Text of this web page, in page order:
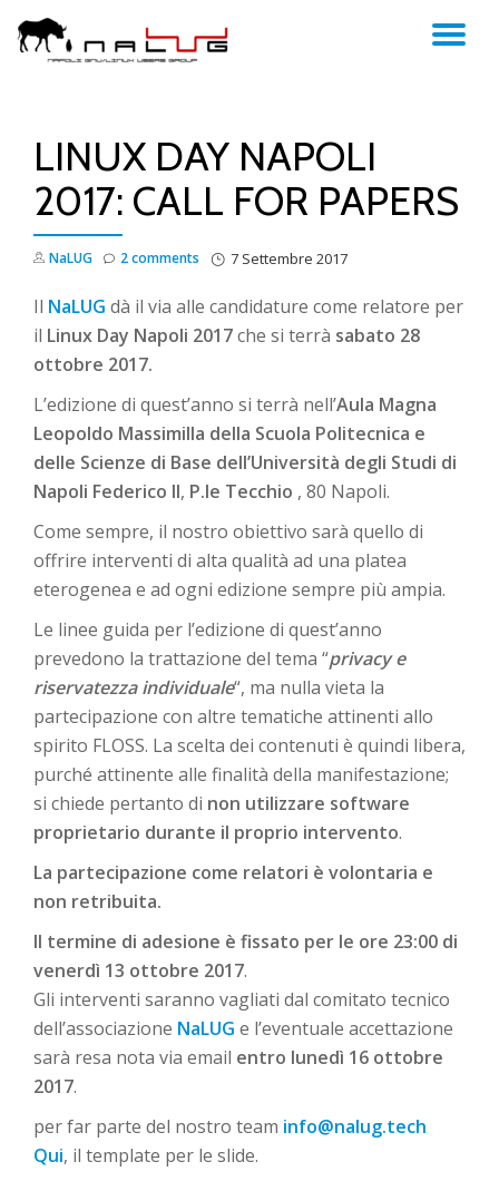
Skip
LINUX DAY NAPOLI
2017: CALL FOR PAPERS
NaLUG 7 Settembre 2017
2 comments
Il NaLUG dà il via alle candidature come relatore per
il Linux Day Napoli 2017che si terrà sabato 28
ottobre 2017.
L’edizione di quest’anno si terrà nell’Aula Magna
Leopoldo Massimilla della Scuola Politecnica e
delle Scienze di Base dell’Università degli Studi di
Napoli Federico II, P.le Tecchio , 80 Napoli.
Come sempre, il nostro obiettivo sarà quello di
offrire interventi di alta qualità ad una platea
eterogenea e ad ogni edizione sempre più ampia.
Le linee guida per l’edizione di quest’anno
prevedono la trattazione del tema “privacy e
riservatezza individuale“, ma nulla vieta la
partecipazione con altre tematiche attinenti allo
spirito FLOSS. La scelta dei contenuti è quindi libera,
purché attinente alle finalità della manifestazione;
si chiede pertanto di non utilizzare software
proprietario durante il proprio intervento.
La partecipazione come relatori è volontaria e
non retribuita.
Il termine di adesione è fissato per le ore 23:00 di
venerdì 13 ottobre 2017.
Gli interventi saranno vagliati dal comitato tecnico
dell’associazione NaLUG e l’eventuale accettazione
sarà resa nota via email entro lunedì 16 ottobre
2017.
per far parte del nostro team info@nalug.tech
Qui, il template per le slide.